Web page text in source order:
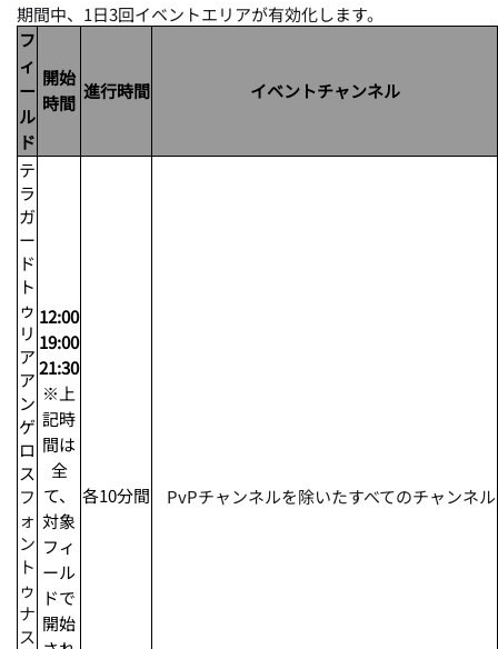
期間中、1日3回イベントエリアが有効化します。
フ
ィ
ー
ル
ド
開始
時間
進行時間 イベントチャンネル
テ
ラ
ガ
ー
ド
ト
ゥ
リ
ア
ア
ン
ゲ
ロ
ス
フ
ォ
ン
ト
ゥ
ナ
ス
12:00
19:00
21:30
※上
記時
間は
全
て、
対象
フィ
ール
ドで
開始
各10分間 PvPチャンネルを除いたすべてのチャンネル